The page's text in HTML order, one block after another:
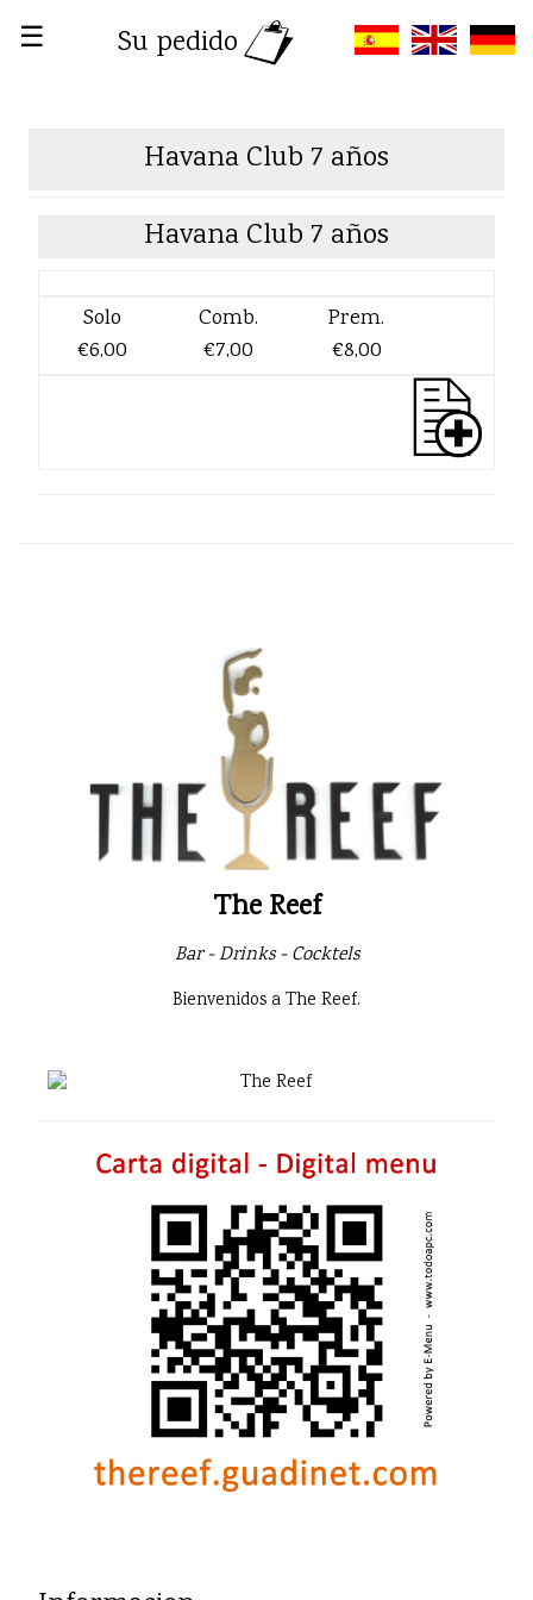
☰ Su pedido
Havana Club 7 años
Havana Club 7 años
Solo
€6,00
Comb.
€7,00
Prem.
€8,00
The Reef
Bar - Drinks - Cocktels
Bienvenidos a The Reef.